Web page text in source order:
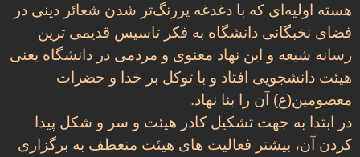
هسته اولیه‌ای که با دغدغه پر‌‌رنگ‌تر شدن شعائر دینی در
فضای نخبگانی دانشگاه به فکر تاسیس قدیمی ترین
رسانه شیعه و این نهاد معنوی و مردمی در دانشگاه یعنی
هیئت دانشجویی افتاد و با توکل بر خدا و حضرات
معصومین(ع) آن را بنا نهاد.
در ابتدا به جهت تشکیل کادر هیئت و سر و شکل پیدا
کردن آن، بیشتر فعالیت های هیئت منعطف به برگزاری